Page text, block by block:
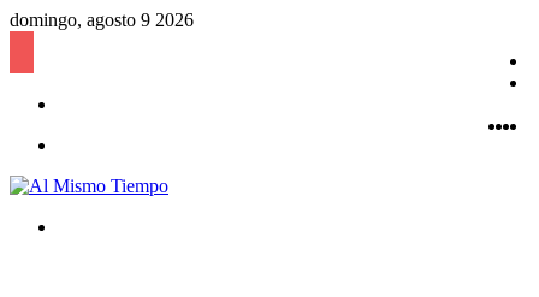
domingo, agosto 9 2026